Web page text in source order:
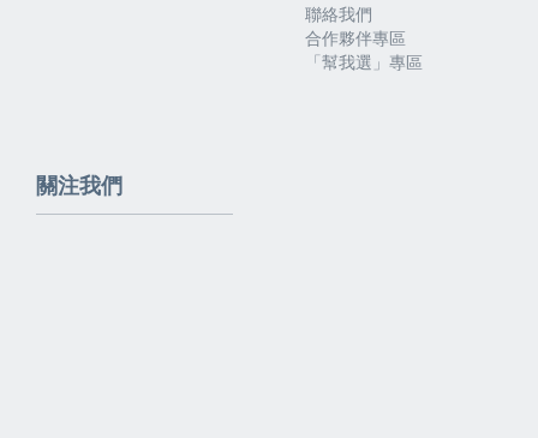
聯絡我們
合作夥伴專區
「幫我選」專區
關注我們